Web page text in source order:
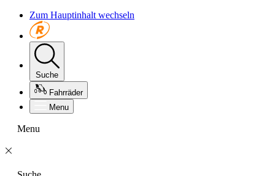
Zum Hauptinhalt wechseln
Suche
Fahrräder
Menu
Menu